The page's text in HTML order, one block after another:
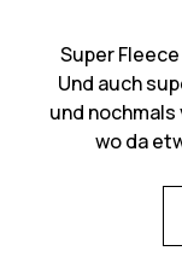
Super
Und auch
und
wo da